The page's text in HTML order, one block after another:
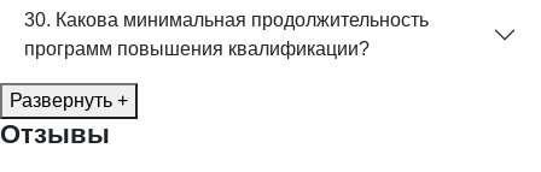
30. Какова минимальная продолжительность
программ повышения квалификации?
Развернуть +
Отзывы